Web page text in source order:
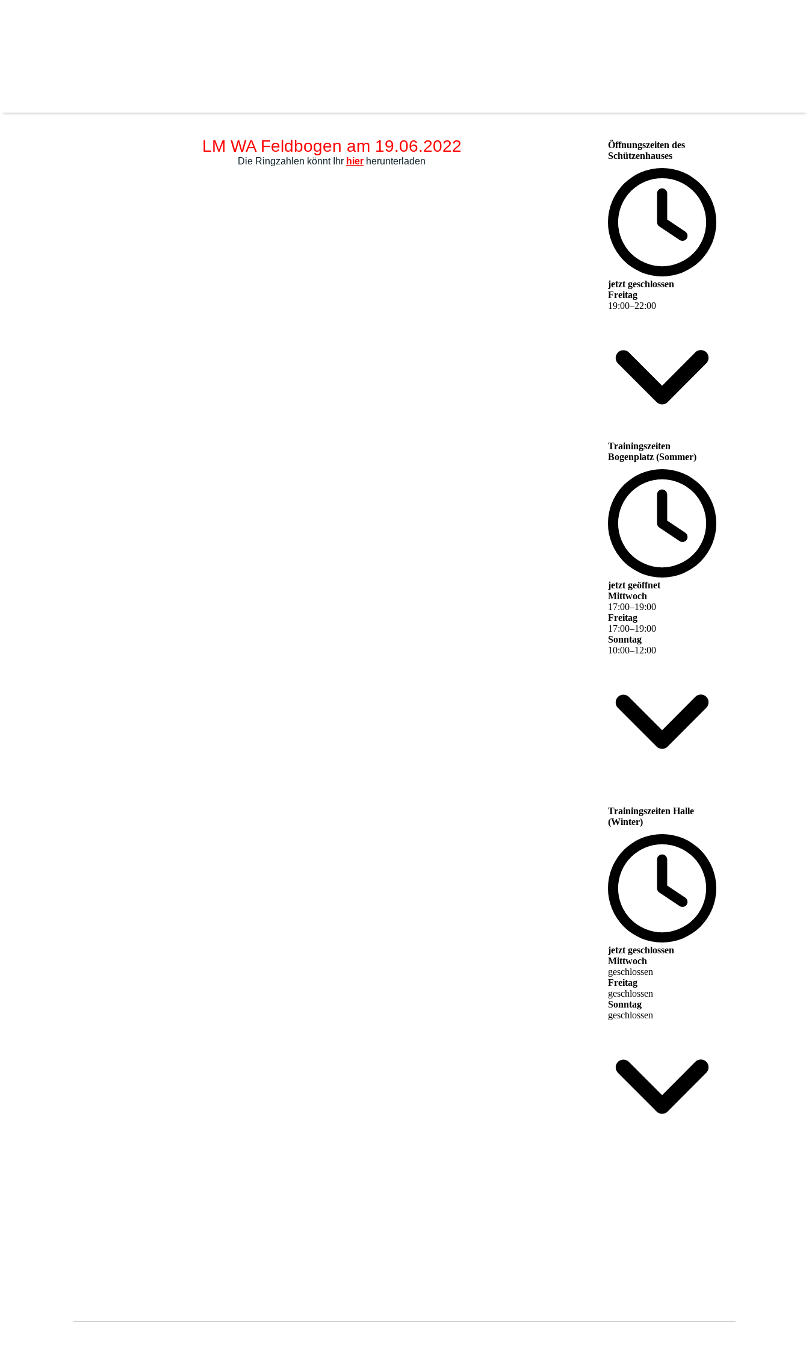
LM WA Feldbogen am 19.06.2022
Die Ringzahlen könnt Ihr hier herunterladen
Öffnungszeiten des
Schützenhauses
jetzt geschlossen
Freitag
19:00–22:00
Trainingszeiten
Bogenplatz (Sommer)
jetzt geöffnet
Mittwoch
17:00–19:00
Freitag
17:00–19:00
Sonntag
10:00–12:00
Trainingszeiten Halle
(Winter)
jetzt geschlossen
Mittwoch
geschlossen
Freitag
geschlossen
Sonntag
geschlossen